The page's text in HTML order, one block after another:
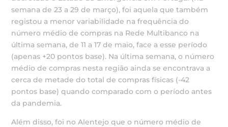
semana de 23 a 29 de março), foi aquela que também
registou a menor variabilidade na frequência do
número médio de compras na Rede Multibanco na
última semana, de 11 a 17 de maio, face a esse período
(apenas +20 pontos base). Na última semana, o número
médio de compras nesta região ainda se encontrava a
cerca de metade do total de compras físicas (-42
pontos base) quando comparado com o período antes
da pandemia.
Além disso, foi no Alentejo que o número médio de